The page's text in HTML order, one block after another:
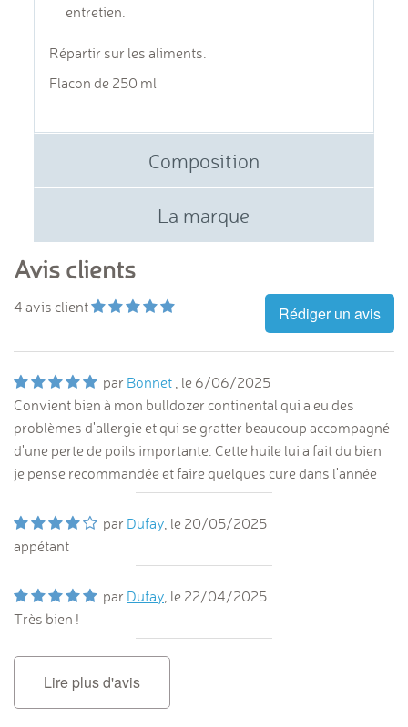
entretien.
Répartir sur les aliments.
Flacon de 250 ml
Composition
La marque
Avis clients
4 avis client Rédiger un avis
par Bonnet , le 6/06/2025
Convient bien à mon bulldozer continental qui a eu des
problèmes d'allergie et qui se gratter beaucoup accompagné
d'une perte de poils importante. Cette huile lui a fait du bien
je pense recommandée et faire quelques cure dans l'année
par Dufay, le 20/05/2025
appétant
par Dufay, le 22/04/2025
Très bien !
Lire plus d'avis